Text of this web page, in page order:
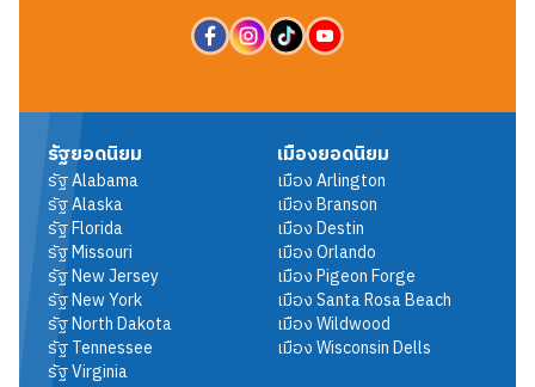
รัฐยอดนิยม
รัฐAlabama
รัฐAlaska
รัฐFlorida
รัฐMissouri
รัฐNew Jersey
รัฐNew York
รัฐNorth Dakota
รัฐTennessee
รัฐVirginia
เมืองยอดนิยม
เมืองArlington
เมืองBranson
เมืองDestin
เมืองOrlando
เมืองPigeon Forge
เมืองSanta Rosa Beach
เมืองWildwood
เมืองWisconsin Dells